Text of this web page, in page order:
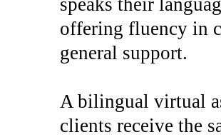
offering fluency in
general support.
A bilingual virtual
clients receive the